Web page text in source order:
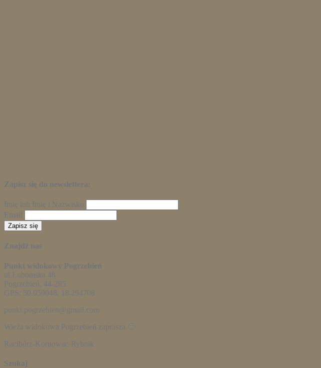
Zapisz się do newslettera:
Imię lub Imię i Nazwisko
Email
Znajdź nas
Punkt widokowy Pogrzebień
ul.Lubomska 48
Pogrzebień, 44-285
GPS: 50.059048, 18.294708
punkt.pogrzebien@gmail.com
Wieża widokowa Pogrzebień zaprasza 🙂
Racibórz-Kornowac-Rybnik
Szukaj